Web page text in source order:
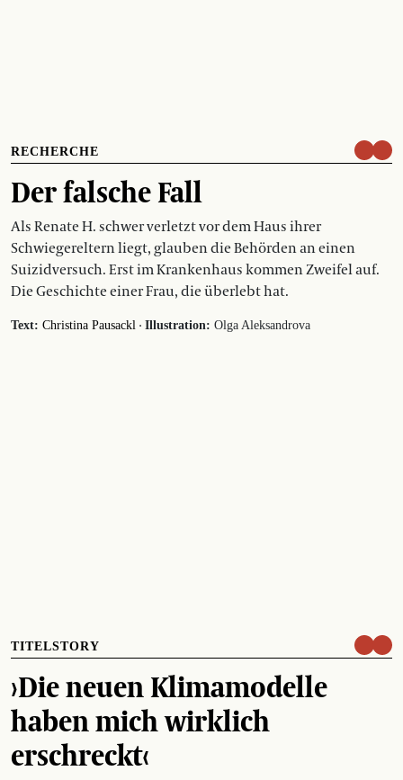
RECHERCHE
Der falsche Fall
Als Renate H. schwer verletzt vor dem Haus ihrer
Schwiegereltern liegt, glauben die Behörden an einen
Suizidversuch. Erst im Krankenhaus kommen Zweifel auf.
Die Geschichte einer Frau, die überlebt hat.
Text: Christina Pausackl · Illustration: Olga Aleksandrova
TITELSTORY
›Die neuen Klimamodelle
haben mich wirklich
erschreckt‹